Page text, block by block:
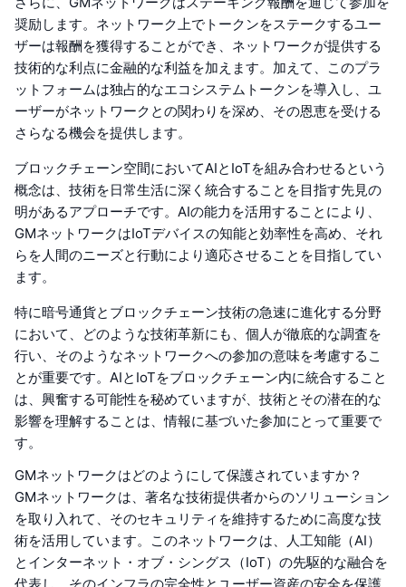
奨励します。ネットワーク上でトークンをステークするユー
ザーは報酬を獲得することができ、ネットワークが提供する
技術的な利点に金融的な利益を加えます。加えて、このプラ
ットフォームは独占的なエコシステムトークンを導入し、ユ
ーザーがネットワークとの関わりを深め、その恩恵を受ける
さらなる機会を提供します。
ブロックチェーン空間においてAIとIoTを組み合わせるという
概念は、技術を日常生活に深く統合することを目指す先見の
明があるアプローチです。AIの能力を活用することにより、
GMネットワークはIoTデバイスの知能と効率性を高め、それ
らを人間のニーズと行動により適応させることを目指してい
ます。
特に暗号通貨とブロックチェーン技術の急速に進化する分野
において、どのような技術革新にも、個人が徹底的な調査を
行い、そのようなネットワークへの参加の意味を考慮するこ
とが重要です。AIとIoTをブロックチェーン内に統合すること
は、興奮する可能性を秘めていますが、技術とその潜在的な
影響を理解することは、情報に基づいた参加にとって重要で
す。
GMネットワークはどのようにして保護されていますか？
GMネットワークは、著名な技術提供者からのソリューション
を取り入れて、そのセキュリティを維持するために高度な技
術を活用しています。このネットワークは、人工知能（AI）
とインターネット・オブ・シングス（IoT）の先駆的な融合を
代表し、そのインフラの完全性とユーザー資産の安全を保護